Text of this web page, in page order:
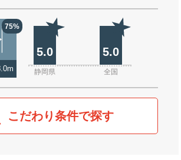
75%
5.0 5.0
静岡県 全国
こだわり条件で探す